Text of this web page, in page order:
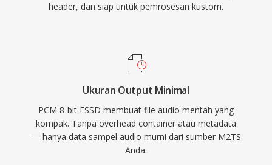
header, dan siap untuk pemrosesan kustom.
Ukuran Output Minimal
PCM 8-bit FSSD membuat file audio mentah yang
kompak. Tanpa overhead container atau metadata
— hanya data sampel audio murni dari sumber M2TS
Anda.